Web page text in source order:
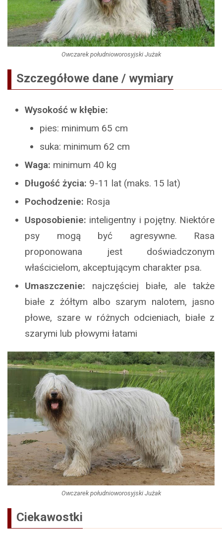
Owczarek południoworosyjski Jużak
Szczegółowe dane / wymiary
Wysokość w kłębie:
pies: minimum 65 cm
suka: minimum 62 cm
Waga: minimum 40 kg
Długość życia: 9-11 lat (maks. 15 lat)
Pochodzenie: Rosja
Usposobienie: inteligentny i pojętny. Niektóre
psy mogą być agresywne. Rasa
proponowana jest doświadczonym
właścicielom, akceptującym charakter psa.
Umaszczenie: najczęściej białe, ale także
białe z żółtym albo szarym nalotem, jasno
płowe, szare w różnych odcieniach, białe z
szarymi lub płowymi łatami
Owczarek południoworosyjski Jużak
Ciekawostki